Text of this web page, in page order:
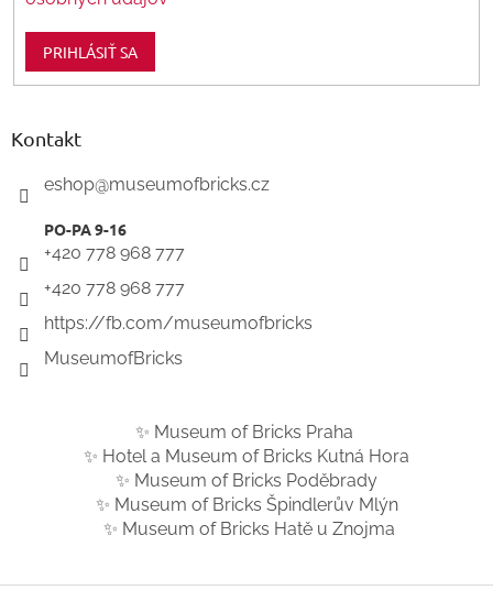
PRIHLÁSIŤ SA
Kontakt
eshop@museumofbricks.cz
+420 778 968 777
+420 778 968 777
https://fb.com/museumofbricks
MuseumofBricks
✨ Museum of Bricks Praha
✨ Hotel a Museum of Bricks Kutná Hora
✨ Museum of Bricks Poděbrady
✨ Museum of Bricks Špindlerův Mlýn
✨ Museum of Bricks Hatě u Znojma